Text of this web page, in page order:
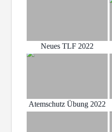
Neues TLF 2022
Atemschutz Übung 2022